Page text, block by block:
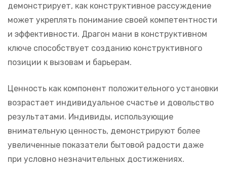
демонстрирует, как конструктивное рассуждение
может укреплять понимание своей компетентности
и эффективности. Драгон мани в конструктивном
ключе способствует созданию конструктивного
позиции к вызовам и барьерам.
Ценность как компонент положительного установки
возрастает индивидуальное счастье и довольство
результатами. Индивиды, использующие
внимательную ценность, демонстрируют более
увеличенные показатели бытовой радости даже
при условно незначительных достижениях.